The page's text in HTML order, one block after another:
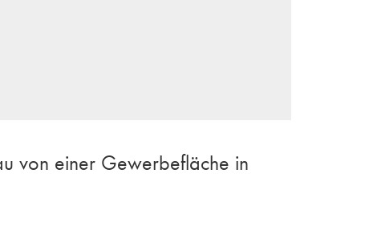
von einer Gewerbefläche in